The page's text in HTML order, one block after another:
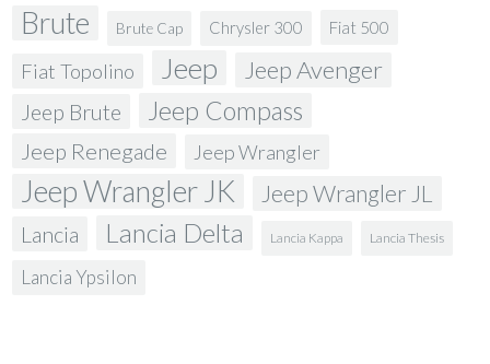
Brute Brute Cap Chrysler 300 Fiat 500
Fiat Topolino Jeep Jeep Avenger
Jeep Brute Jeep Compass
Jeep Renegade Jeep Wrangler
Jeep Wrangler JK Jeep Wrangler JL
Lancia Lancia Delta Lancia Kappa Lancia Thesis
Lancia Ypsilon